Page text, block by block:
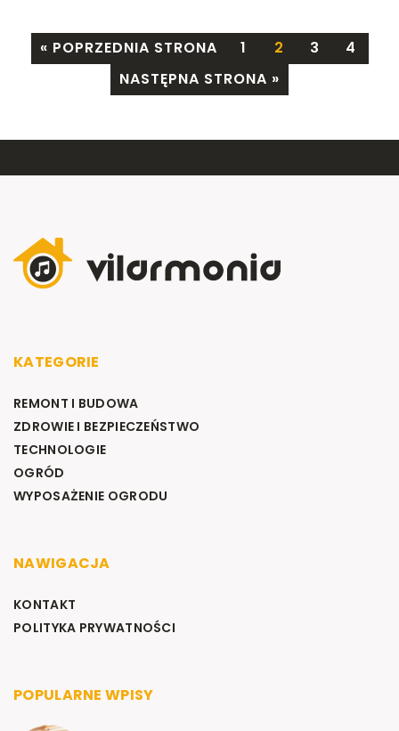
« POPRZEDNIA STRONA 1 2 3
4
NASTĘPNA STRONA »
KATEGORIE
REMONT I BUDOWA
ZDROWIE I BEZPIECZEŃSTWO
TECHNOLOGIE
OGRÓD
WYPOSAŻENIE OGRODU
NAWIGACJA
KONTAKT
POLITYKA PRYWATNOŚCI
POPULARNE WPISY